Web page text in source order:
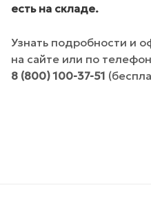
есть на складе.
Узнать подробности и
на сайте или по
8 (800) 100-37-51